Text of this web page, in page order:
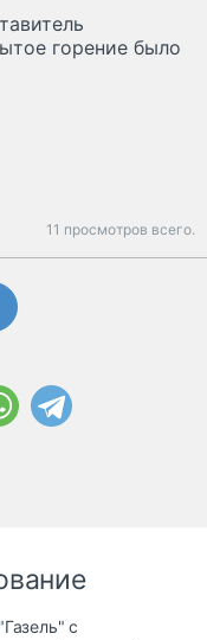
горение было
11 просмотров всего.
с